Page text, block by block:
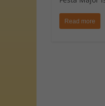
Read more